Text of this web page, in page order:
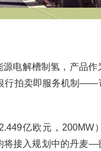
电解槽制氢，产品
行拍卖即服务机制——
2.449亿欧元，200MW
接入规划中的丹麦